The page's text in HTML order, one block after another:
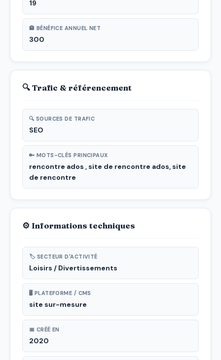
19
🏦 BÉNÉFICE ANNUEL NET
300
🔍 Trafic & référencement
🔍 SOURCES DE TRAFIC
SEO
🔑 MOTS-CLÉS PRINCIPAUX
rencontre ados , site de rencontre ados, site
de rencontre
⚙ Informations techniques
🏷 SECTEUR D'ACTIVITÉ
Loisirs / Divertissements
🖥 PLATEFORME / CMS
site sur-mesure
📅 CRÉÉ EN
2020